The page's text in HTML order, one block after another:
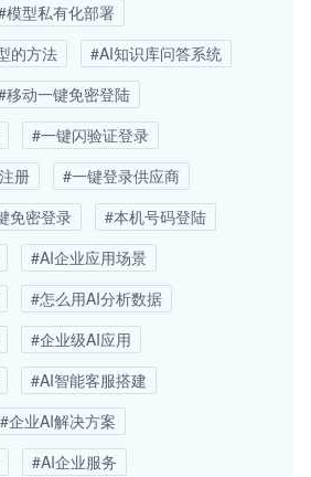
模型私有化部署
的方法
#AI知识库问答系统
移动一键免密登陆
#一键闪验证登录
册
#一键登录供应商
免密登录
#本机号码登陆
#AI企业应用场景
#怎么用AI分析数据
#企业级AI应用
#AI智能客服搭建
#企业AI解决方案
#AI企业服务